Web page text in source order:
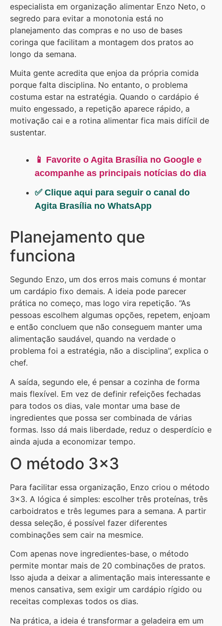
especialista em organização alimentar Enzo Neto, o
segredo para evitar a monotonia está no
planejamento das compras e no uso de bases
coringa que facilitam a montagem dos pratos ao
longo da semana.
Muita gente acredita que enjoa da própria comida
porque falta disciplina. No entanto, o problema
costuma estar na estratégia. Quando o cardápio é
muito engessado, a repetição aparece rápido, a
motivação cai e a rotina alimentar fica mais difícil de
sustentar.
📱 Favorite o Agita Brasília no Google e
acompanhe as principais notícias do dia
✅ Clique aqui para seguir o canal do
Agita Brasília no WhatsApp
Planejamento que
funciona
Segundo Enzo, um dos erros mais comuns é montar
um cardápio fixo demais. A ideia pode parecer
prática no começo, mas logo vira repetição. “As
pessoas escolhem algumas opções, repetem, enjoam
e então concluem que não conseguem manter uma
alimentação saudável, quando na verdade o
problema foi a estratégia, não a disciplina”, explica o
chef.
A saída, segundo ele, é pensar a cozinha de forma
mais flexível. Em vez de definir refeições fechadas
para todos os dias, vale montar uma base de
ingredientes que possa ser combinada de várias
formas. Isso dá mais liberdade, reduz o desperdício e
ainda ajuda a economizar tempo.
O método 3×3
Para facilitar essa organização, Enzo criou o método
3×3. A lógica é simples: escolher três proteínas, três
carboidratos e três legumes para a semana. A partir
dessa seleção, é possível fazer diferentes
combinações sem cair na mesmice.
Com apenas nove ingredientes-base, o método
permite montar mais de 20 combinações de pratos.
Isso ajuda a deixar a alimentação mais interessante e
menos cansativa, sem exigir um cardápio rígido ou
receitas complexas todos os dias.
Na prática, a ideia é transformar a geladeira em um